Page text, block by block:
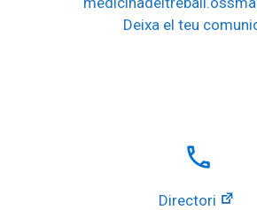
Deixa el teu
local_phone
Directori